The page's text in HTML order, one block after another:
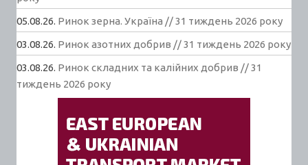
05.08.26. Ринок зерна. Україна // 31 тиждень 2026 року
03.08.26. Ринок азотних добрив // 31 тиждень 2026 року
03.08.26. Ринок складних та калійних добрив // 31
тиждень 2026 року